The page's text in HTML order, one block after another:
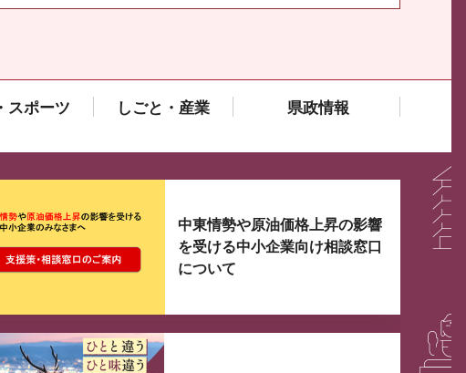
スポーツ しごと・産業 県政情報
ら最大3つずつ情報が表示されるスライダーがあります。
中東情勢や原油価格上昇の影響
を受ける中小企業向け相談窓口
について